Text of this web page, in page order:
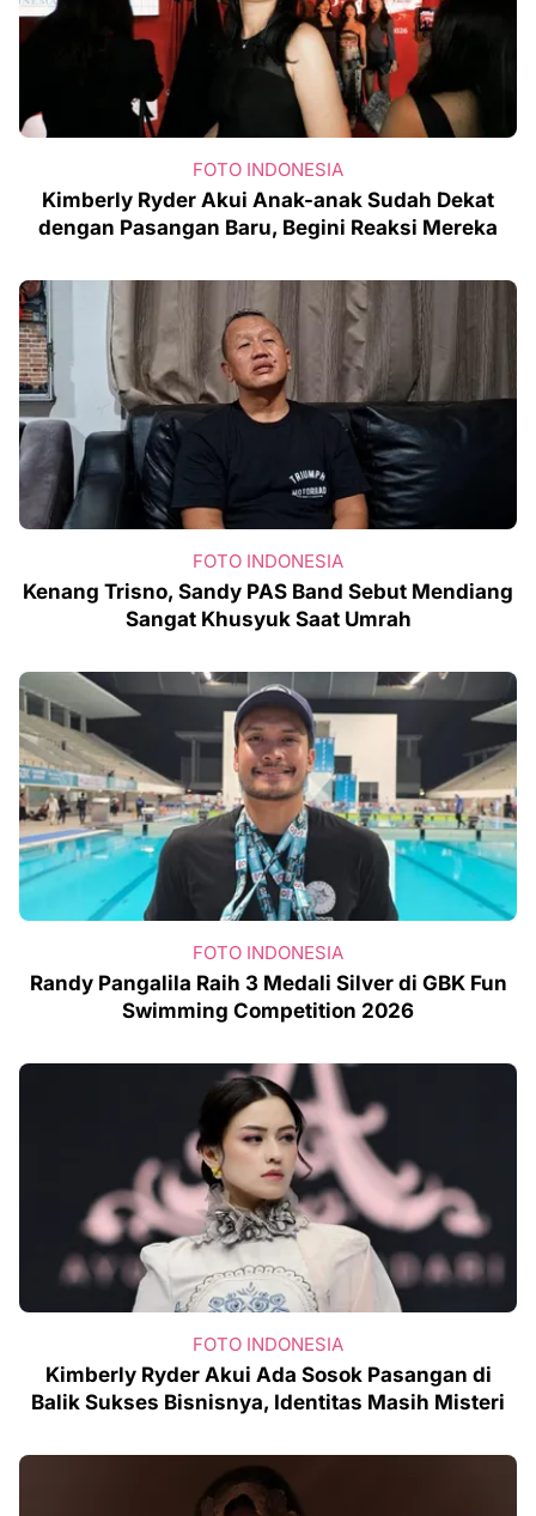
FOTO INDONESIA
Kimberly Ryder Akui Anak-anak Sudah Dekat
dengan Pasangan Baru, Begini Reaksi Mereka
FOTO INDONESIA
Kenang Trisno, Sandy PAS Band Sebut Mendiang
Sangat Khusyuk Saat Umrah
FOTO INDONESIA
Randy Pangalila Raih 3 Medali Silver di GBK Fun
Swimming Competition 2026
FOTO INDONESIA
Kimberly Ryder Akui Ada Sosok Pasangan di
Balik Sukses Bisnisnya, Identitas Masih Misteri